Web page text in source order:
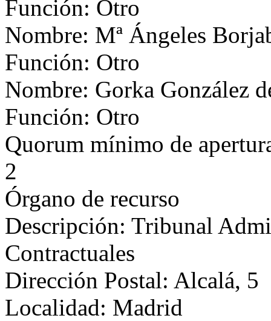
Función: Otro
Nombre: Mª Ángeles
Función: Otro
Nombre: Gorka González
Función: Otro
Quorum mínimo de
2
Órgano de recurso
Descripción: Tribunal
Contractuales
Dirección Postal: Alcalá, 5
Localidad: Madrid